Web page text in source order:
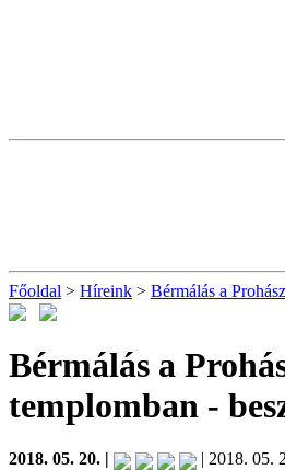
Főoldal > Híreink > Bérmálás a
Bérmálás a
templomban -
2018. 05. 20. | | 2018. 05.